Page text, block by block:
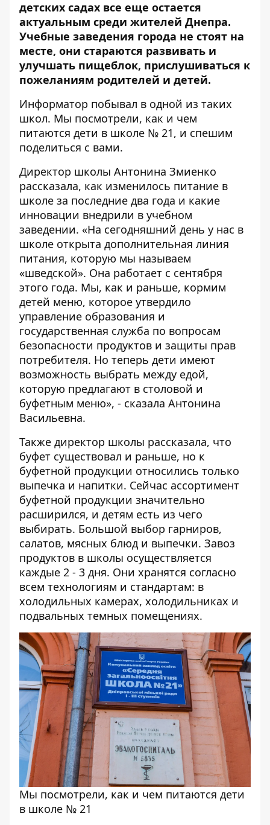
детских садах все еще остается
актуальным среди жителей Днепра.
Учебные заведения города не стоят на
месте, они стараются развивать и
улучшать пищеблок, прислушиваться к
пожеланиям родителей и детей.
Информатор побывал в одной из таких
школ. Мы посмотрели, как и чем
питаются дети в школе № 21, и спешим
поделиться с вами.
Директор школы Антонина Змиенко
рассказала, как изменилось питание в
школе за последние два года и какие
инновации внедрили в учебном
заведении. «На сегодняшний день у нас в
школе открыта дополнительная линия
питания, которую мы называем
«шведской». Она работает с сентября
этого года. Мы, как и раньше, кормим
детей меню, которое утвердило
управление образования и
государственная служба по вопросам
безопасности продуктов и защиты прав
потребителя. Но теперь дети имеют
возможность выбрать между едой,
которую предлагают в столовой и
буфетным меню», - сказала Антонина
Васильевна.
Также директор школы рассказала, что
буфет существовал и раньше, но к
буфетной продукции относились только
выпечка и напитки. Сейчас ассортимент
буфетной продукции значительно
расширился, и детям есть из чего
выбирать. Большой выбор гарниров,
салатов, мясных блюд и выпечки. Завоз
продуктов в школы осуществляется
каждые 2 - 3 дня. Они хранятся согласно
всем технологиям и стандартам: в
холодильных камерах, холодильниках и
подвальных темных помещениях.
Мы посмотрели, как и чем питаются дети
в школе № 21